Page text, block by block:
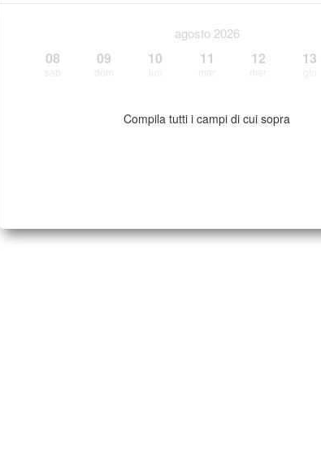
agosto 2026
08 09 10 11 12 13
Compila tutti i campi di cui sopra